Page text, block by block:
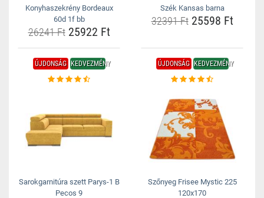
Konyhaszekrény Bordeaux
60d 1f bb
26241 Ft25922 Ft
Szék Kansas barna
32391 Ft25598 Ft
ÚJDONSÁG KEDVEZMÉNY
Sarokgarnitúra szett Parys-1 B
Pecos 9
ÚJDONSÁG KEDVEZMÉNY
Szőnyeg Frisee Mystic 225
120x170